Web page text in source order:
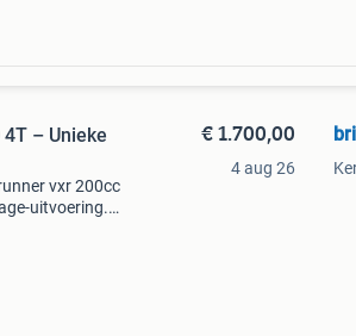
4T – Unieke
vxr 200cc
uitvoering.
€ 1.700,00
4 aug 26